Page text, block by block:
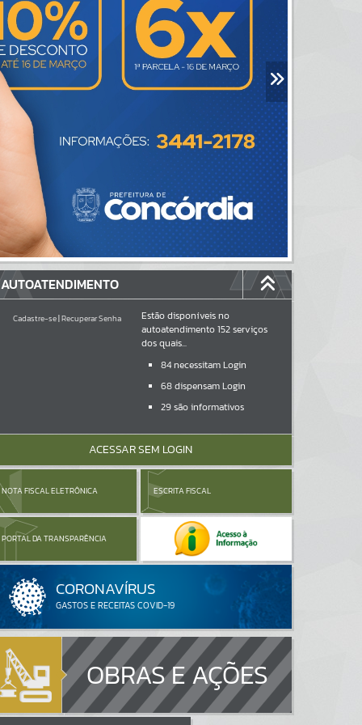
AUTOATENDIMENTO
Cadastre-se|Recuperar Senha
Estão disponíveis no
autoatendimento152serviços
dos quais...
84necessitam Login
68dispensam Login
29são informativos
ACESSAR SEM LOGIN
NOTA FISCAL ELETRÔNICA ESCRITA FISCAL
PORTAL DA TRANSPARÊNCIA
OBRAS E AÇÕES